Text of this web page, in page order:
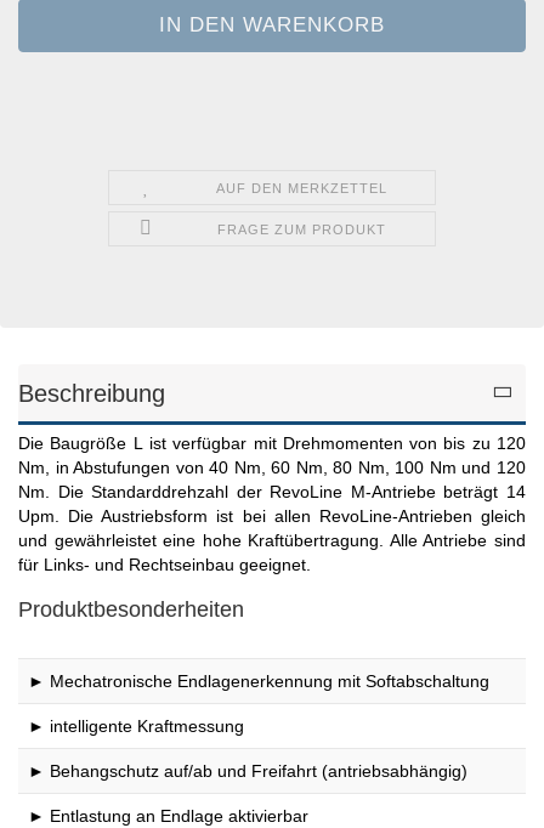
AUF DEN MERKZETTEL
FRAGE ZUM PRODUKT
Beschreibung
Die Baugröße L ist verfügbar mit Drehmomenten von bis zu 120
Nm, in Abstufungen von 40 Nm, 60 Nm, 80 Nm, 100 Nm und 120
Nm. Die Standarddrehzahl der RevoLine M-Antriebe beträgt 14
Upm. Die Austriebsform ist bei allen RevoLine-Antrieben gleich
und gewährleistet eine hohe Kraftübertragung. Alle Antriebe sind
für Links- und Rechtseinbau geeignet.
Produktbesonderheiten
► Mechatronische Endlagenerkennung mit Softabschaltung
► intelligente Kraftmessung
► Behangschutz auf/ab und Freifahrt (antriebsabhängig)
► Entlastung an Endlage aktivierbar